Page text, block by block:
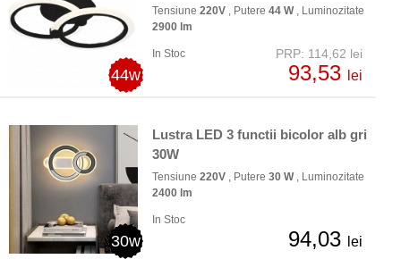
44w
Tensiune 220V , Putere 44 W, Luminozitate
2900 lm
In Stoc PRP: 114,62 lei
93,53 lei
30w
Lustra LED 3 functii bicolor alb gri
30W
Tensiune 220V , Putere 30 W, Luminozitate
2400 lm
In Stoc
94,03 lei